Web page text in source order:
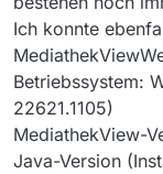
Ich konnte
Betriebssystem:
22621.1105)
MediathekView-
Java-Version